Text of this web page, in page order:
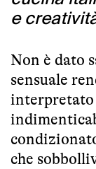
e
Non è dato
sensuale
interpretato
che